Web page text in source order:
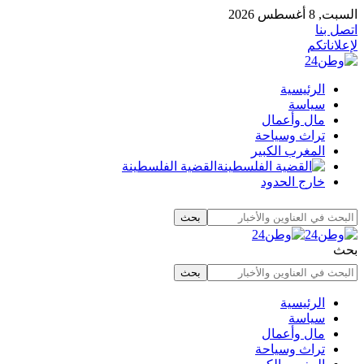
السبت, 8 أغسطس 2026
اتصل بنا
لإعلاناتكم
الرئيسية
سياسة
مال وأعمال
تراث وسياحة
المغرب الكبير
القضية الفلسطينة
خارج الحدود
بحث
الرئيسية
سياسة
مال وأعمال
تراث وسياحة